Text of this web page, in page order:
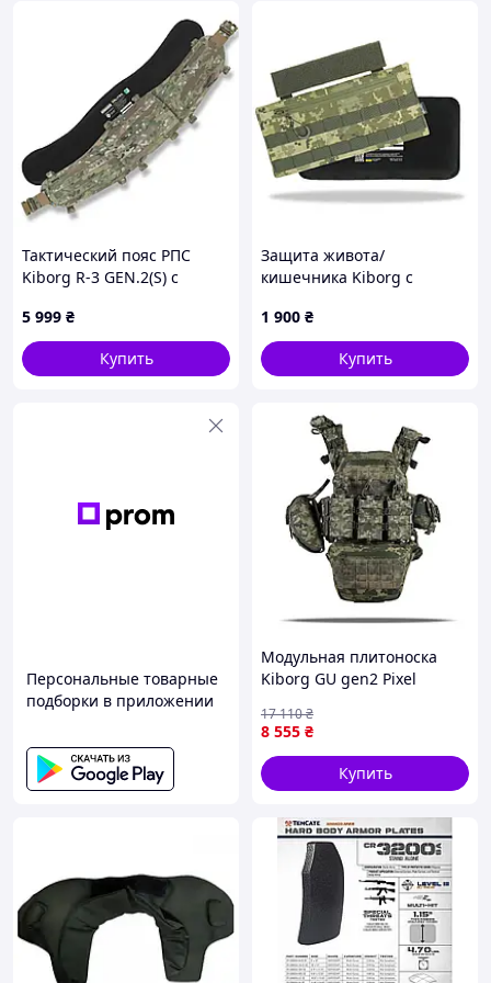
Тактический пояс РПС
Kiborg R-3 GEN.2(S) с
класса, мультикам
5 999 ₴
Купить
Защита живота/
кишечника Kiborg с
класс Militex Пиксель
1 900 ₴
Купить
Персональные товарные
подборки в приложении
Модульная плитоноска
Kiborg GU gen2 Pixel
подсумков для зсу, защита
для военных быстрого
сброса
8 555 ₴
17 110₴
Купить